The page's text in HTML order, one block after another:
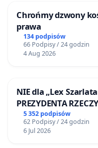
Chrońmy dzwony
prawa
134 podpisów
66 Podpisy / 24 godzin
4 Aug 2026
NIE dla „Lex
PREZYDENTA
5 352 podpisów
62 Podpisy / 24 godzin
6 Jul 2026